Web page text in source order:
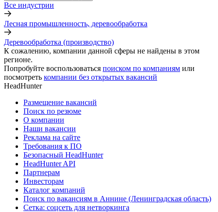
Все индустрии
Лесная промышленность, деревообработка
Деревообработка (производство)
К сожалению, компании данной сферы не найдены в этом
регионе.
Попробуйте воспользоваться поиском по компаниям или
посмотреть компании без открытых вакансий
HeadHunter
Размещение вакансий
Поиск по резюме
О компании
Наши вакансии
Реклама на сайте
Требования к ПО
Безопасный HeadHunter
HeadHunter API
Партнерам
Инвесторам
Каталог компаний
Поиск по вакансиям в Аннине (Ленинградская область)
Сетка: соцсеть для нетворкинга